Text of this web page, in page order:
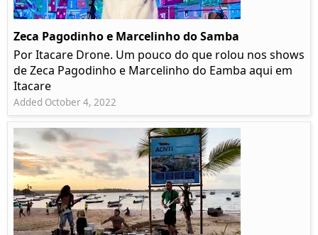
Zeca Pagodinho e Marcelinho do Samba
Por Itacare Drone. Um pouco do que rolou nos shows
de Zeca Pagodinho e Marcelinho do Eamba aqui em
Itacare
Added October 4, 2022